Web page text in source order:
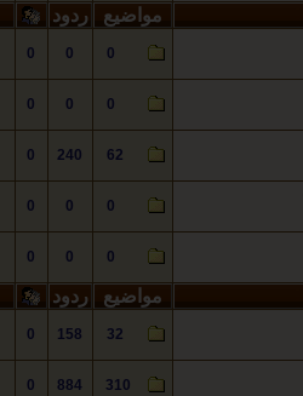
مواضيع ردود
0
0
0
0
0
0
62
240
0
0
0
0
0
0
0
مواضيع ردود
32
158
0
310
884
0